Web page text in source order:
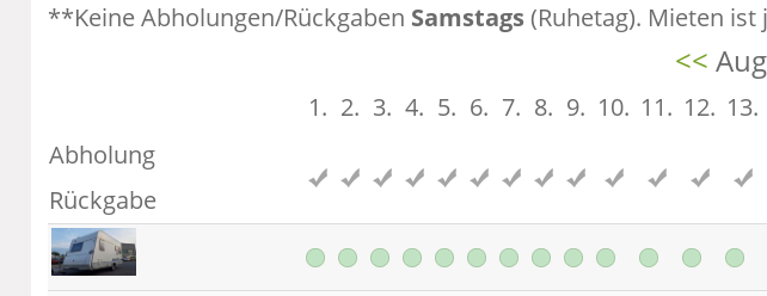
**Keine Abholungen/Rückgaben Samstags(Ruhetag). Mieten ist
<<
1. 2. 3. 4. 5. 6. 7. 8. 9. 10. 11. 12. 13.
Abholung
Rückgabe